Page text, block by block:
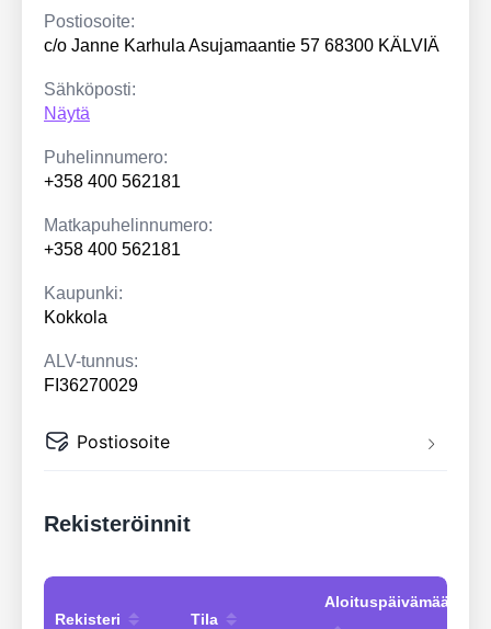
Postiosoite:
c/o Janne Karhula Asujamaantie 57 68300 KÄLVIÄ
Sähköposti:
Näytä
Puhelinnumero:
+358 400 562181
Matkapuhelinnumero:
+358 400 562181
Kaupunki:
Kokkola
ALV-tunnus:
FI36270029
Postiosoite
Rekisteröinnit
Rekisteri Tila
Aloituspäivämäärä